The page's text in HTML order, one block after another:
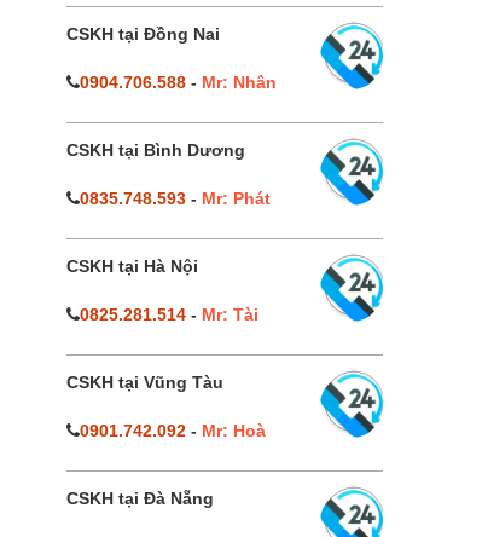
CSKH tại Đồng Nai
0904.706.588- Mr: Nhân
CSKH tại Bình Dương
0835.748.593- Mr: Phát
CSKH tại Hà Nội
0825.281.514- Mr: Tài
CSKH tại Vũng Tàu
0901.742.092- Mr: Hoà
CSKH tại Đà Nẵng